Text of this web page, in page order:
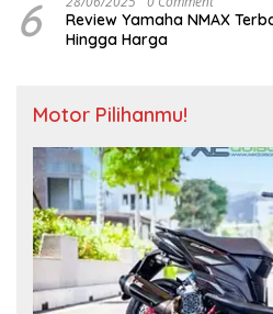
6
Review Yamaha NMAX
Hingga Harga
Motor Pilihanmu!